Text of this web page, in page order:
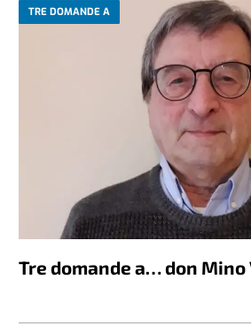
TRE DOMANDE A
Tre domande a… don